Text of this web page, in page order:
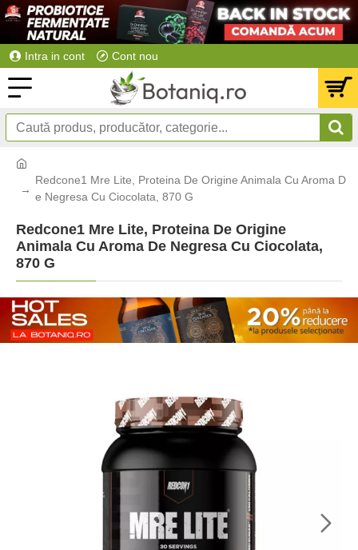
Intra in cont Cont nou
Redcone1 Mre Lite, Proteina De Origine Animala Cu Aroma D
e Negresa Cu Ciocolata, 870 G
Redcone1 Mre Lite, Proteina De Origine
Animala Cu Aroma De Negresa Cu Ciocolata,
870 G